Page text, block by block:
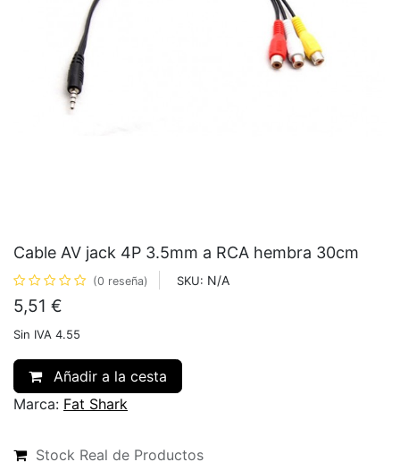
Cable AV jack 4P 3.5mm a RCA hembra 30cm
(0 reseña) SKU: N/A
5,51 €
Sin IVA 4.55
Añadir a la cesta
Marca: Fat Shark
Stock Real de Productos